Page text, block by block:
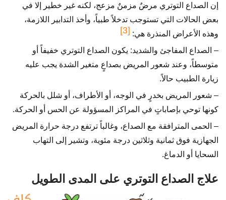
إن الصداع التوتري مرضٌ مزمنٌ مزعج، لكنه غير خطير إلا في
بعض الحالات التي تستوجب تدخلاً طبياً، وأخذ التدابير اللازمة،
وهذه الأعراض المنذرة هي: [3]
– الصداع المفاجئ والشديد: يكون الصداع التوتري خفيفاً أو
متوسطاً، وعند شعور المريض بصداعٍ متغير الشدة يجب عليه
زيارة الطبيب حالاً.
– شعور المريض بخدرٍ في الوجه، أو الأطراف، أو شلل بالحركة
كونها توحي بإصاباتٍ في المراكز المسؤولة عن الحس أو الحركة.
– الحمى المترافقة مع الصداع، وغالباً ترتفع درجة حرارة المريض
الجهازية فوق ثمانية وثلاثين درجة مئوية، وتشير إلى التهاب
السحايا أو الدماغ.
علاج الصداع التوتري على المدى الطويل